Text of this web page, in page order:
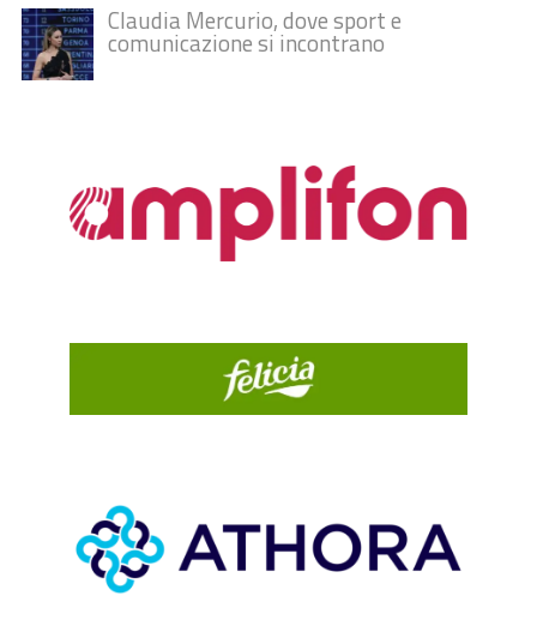
Claudia Mercurio, dove sport e
comunicazione si incontrano